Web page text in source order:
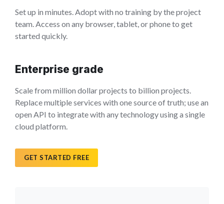
Set up in minutes. Adopt with no training by the project
team. Access on any browser, tablet, or phone to get
started quickly.
Enterprise grade
Scale from million dollar projects to billion projects.
Replace multiple services with one source of truth; use an
open API to integrate with any technology using a single
cloud platform.
GET STARTED FREE